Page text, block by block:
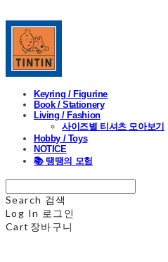
Keyring / Figurine
Book / Stationery
Living / Fashion
사이즈별 티셔츠 모아보기
Hobby / Toys
NOTICE
📚 땡땡의 모험
Search 검색
Log In 로그인
Cart 장바구니